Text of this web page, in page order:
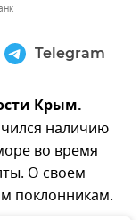
Telegram
Крым.
наличию
во время
О своем
поклонникам.